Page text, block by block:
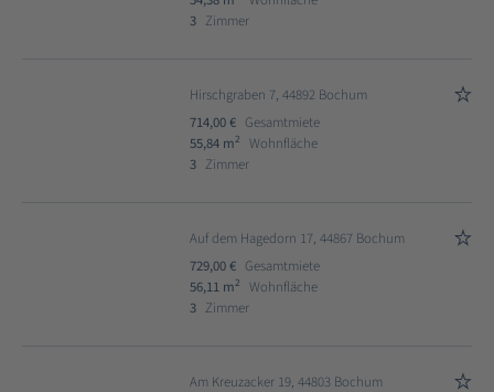
3 Zimmer
Hirschgraben 7, 44892 Bochum
714,00 € Gesamtmiete
55,84 m2
Wohnfläche
3 Zimmer
Auf dem Hagedorn 17, 44867 Bochum
729,00 € Gesamtmiete
56,11 m2
Wohnfläche
3 Zimmer
Am Kreuzacker 19, 44803 Bochum